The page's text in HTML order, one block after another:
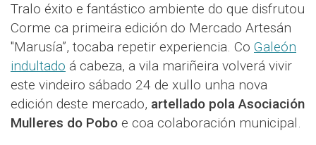
Tralo éxito e fantástico ambiente do que disfrutou
Corme ca primeira edición do Mercado Artesán
"Marusía”, tocaba repetir experiencia. Co Galeón
indultado á cabeza, a vila mariñeira volverá vivir
este vindeiro sábado 24 de xullo unha nova
edición deste mercado, artellado pola Asociación
Mulleres do Pobo e coa colaboración municipal.